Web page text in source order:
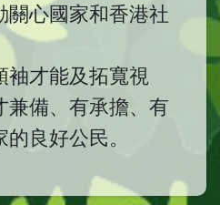
關心國家和香港社
袖才能及拓寬視
兼備、有承擔、有
良好公民。